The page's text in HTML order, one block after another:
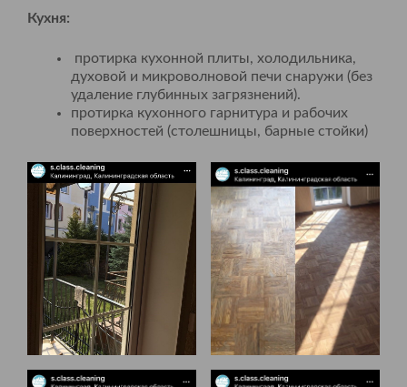
Кухня:
протирка кухонной плиты, холодильника,
духовой и микроволновой печи снаружи (без
удаление глубинных загрязнений).
протирка кухонного гарнитура и рабочих
поверхностей (столешницы, барные стойки)